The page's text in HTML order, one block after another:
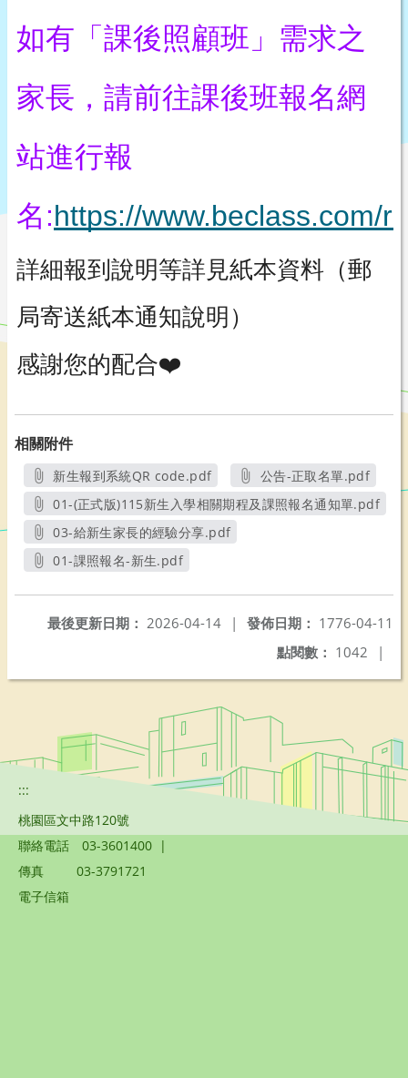
如有「課後照顧班」需求之
家長，請前往課後班報名網
站進行報
名:https://www.beclass.com/
詳細報到說明等詳見紙本資料（郵
局寄送紙本通知說明）
感謝您的配合❤️
相關附件
新生報到系統QR code.pdf
另開新視窗
公告-正取名單.pdf
另開新視窗
01-(正式版)115新生入學相關期程及課照報名通知單.pdf
另開新視窗
03-給新生家長的經驗分享.pdf
另開新視窗
01-課照報名-新生.pdf
發佈日期： 1776-04-11
最後更新日期： 2026-04-14
|
點閱數： 1042 |
:::
桃園區文中路120號
聯絡電話
03-3601400 |
傳真
03-3791721
電子信箱